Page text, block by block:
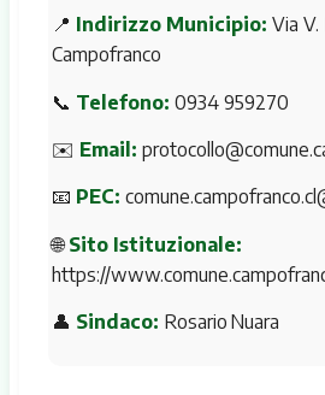
📍 Indirizzo Municipio: Via
Campofranco
📞 Telefono: 0934 959270
✉️ Email:
📧 PEC:
🌐Sito Istituzionale:
https://
👤 Sindaco: Rosario Nuara